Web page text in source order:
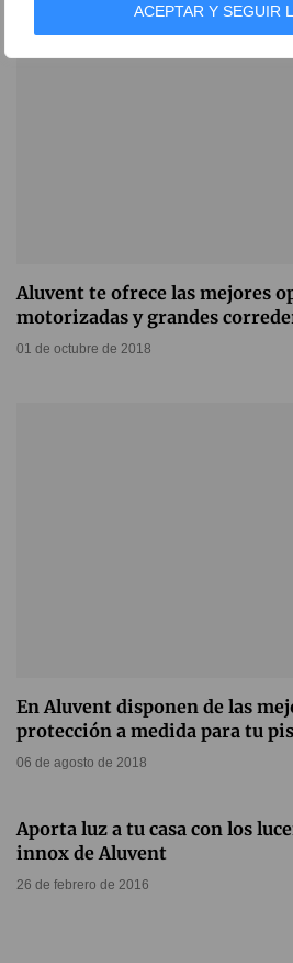
ACEPTAR Y SEGUIR
Aluvent te ofrece las mejores
motorizadas y grandes
01 de octubre de 2018
En Aluvent disponen de las
protección a medida para tu
06 de agosto de 2018
Aporta luz a tu casa con los
innox de Aluvent
26 de febrero de 2016